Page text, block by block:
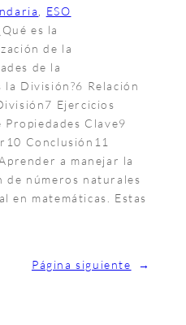
ESO
es la
de la
de la
División?6 Relación
Ejercicios
Propiedades Clave9
Conclusión11
a manejar la
de números naturales
en matemáticas. Estas
Página siguiente →